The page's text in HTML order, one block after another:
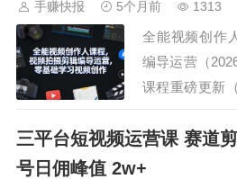
手赚快报 5个月前 1313
全能视频创作
编导运营（
课程重磅更新
学，涵盖视频
流程，140+节
三平台短视频运营课 赛道
号日佣峰值 2w+